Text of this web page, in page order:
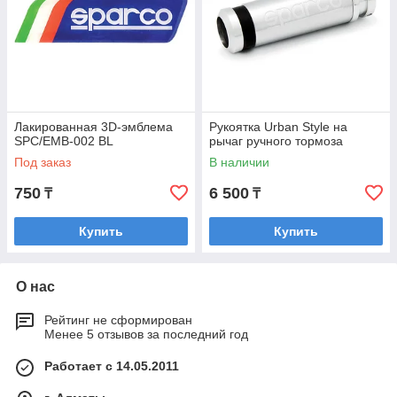
Лакированная 3D-эмблема
SPC/EMB-002 BL
Под заказ
750 ₸
Купить
Рукоятка Urban Style на
рычаг ручного тормоза
В наличии
6 500 ₸
Купить
О нас
Рейтинг не сформирован
Менее 5 отзывов за последний год
Работает с 14.05.2011